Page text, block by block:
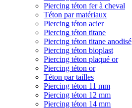
Piercing téton fer à cheval
Téton par matériaux
Piercing téton acier
Piercing téton titane
Piercing téton titane anodisé
Piercing téton bioplast
Piercing téton plaqué or
Piercing téton or
Téton par tailles
Piercing téton 11 mm
Piercing téton 12 mm
Piercing téton 14 mm